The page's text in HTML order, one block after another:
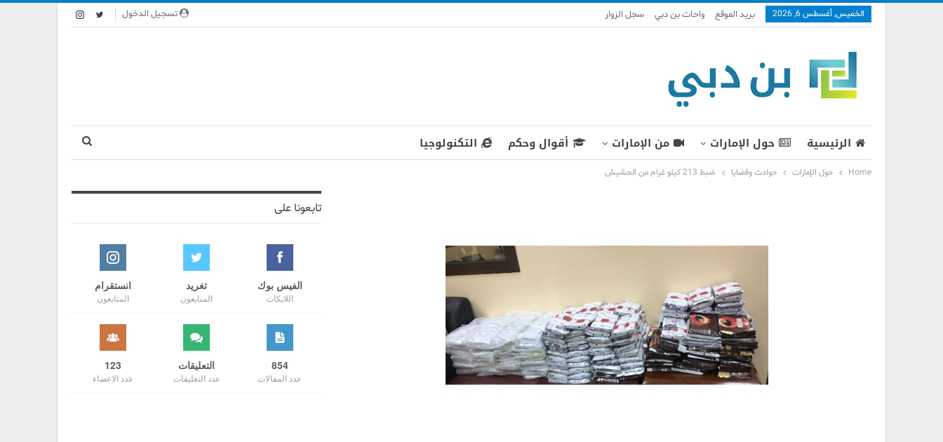
تسجيل الدخول الخميس, أغسطس 6, 2026 بريد الموقع واحات بن دبي سجل الزوار
الرئيسية حول الإمارات من الإمارات أقوال وحكم التكنولوجيا
Home حول الإمارات حوادث وقضايا ضبط 213 كيلو غرام من الحشيش
تابعونا على
الفيس بوك
اللايكات
تغريد
المتابعون
انستقرام
المتابعون
854
عدد المقالات
التعليقات
عدد التعليقات
123
عدد الاعضاء